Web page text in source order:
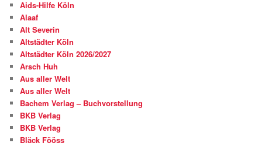
Aids-Hilfe Köln
Alaaf
Alt Severin
Altstädter Köln
Altstädter Köln 2026/2027
Arsch Huh
Aus aller Welt
Aus aller Welt
Bachem Verlag – Buchvorstellung
BKB Verlag
BKB Verlag
Bläck Fööss